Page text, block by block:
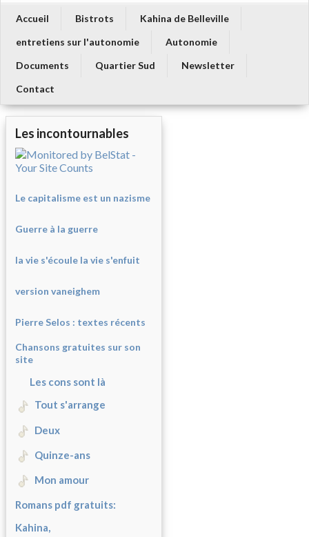
Accueil Bistrots
Kahina de Belleville
entretiens sur l'autonomie
Autonomie
Documents
Quartier Sud
Newsletter
Contact
Les incontournables
Le capitalisme est un nazisme
Guerre à la guerre
la vie s'écoule la vie s'enfuit
version vaneighem
Pierre Selos : textes récents
Chansons gratuites sur son
site
Les cons sont là
Tout s'arrange
Deux
Quinze-ans
Mon amour
Romans pdf gratuits:
Kahina,